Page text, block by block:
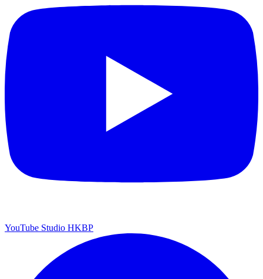
YouTube Studio HKBP